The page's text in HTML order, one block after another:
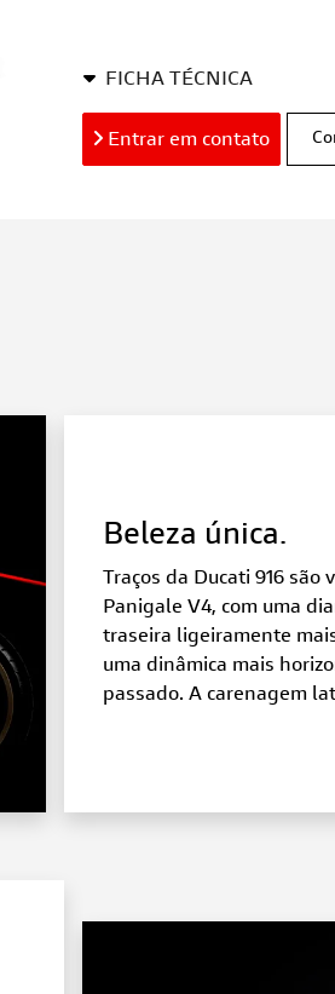
FICHA TÉCNICA
Entrar em contato
Beleza única.
Traços da Ducati 916
Panigale V4, com uma
traseira ligeiramente
uma dinâmica mais
passado. A carenagem